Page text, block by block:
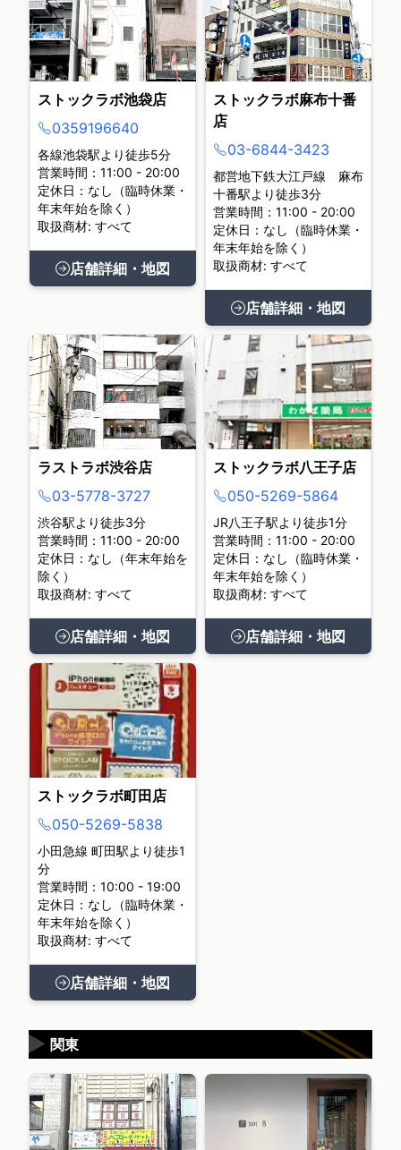
ストックラボ池袋店
0359196640
各線池袋駅より徒歩5分
営業時間：11:00 - 20:00
定休日：なし（臨時休業・
年末年始を除く）
取扱商材: すべて
店舗詳細・地図
ストックラボ麻布十番
店
03-6844-3423
都営地下鉄大江戸線 麻布
十番駅より徒歩3分
営業時間：11:00 - 20:00
定休日：なし（臨時休業・
年末年始を除く）
取扱商材: すべて
店舗詳細・地図
ラストラボ渋谷店
03-5778-3727
渋谷駅より徒歩3分
営業時間：11:00 - 20:00
定休日：なし（年末年始を
除く）
取扱商材: すべて
店舗詳細・地図
ストックラボ八王子店
050-5269-5864
JR八王子駅より徒歩1分
営業時間：11:00 - 20:00
定休日：なし（臨時休業・
年末年始を除く）
取扱商材: すべて
店舗詳細・地図
ストックラボ町田店
050-5269-5838
小田急線 町田駅より徒歩1
分
営業時間：10:00 - 19:00
定休日：なし（臨時休業・
年末年始を除く）
取扱商材: すべて
店舗詳細・地図
関東
▶